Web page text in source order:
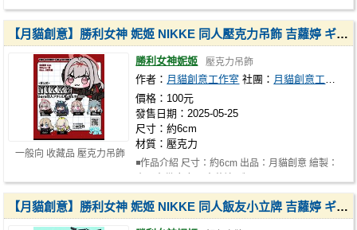
一般向 收藏品 壓克力吊飾
【月貓創意】勝利女神 妮姬 NIKKE 同人壓克力吊飾 吉蘿婷 ギロチン，伊萊格 エレグ，毒蛇 バイパー，普麗瓦蒂：不友善的女僕 プリバティ：アンカインド・メイド，
勝利女神妮姬 壓克力吊飾
作者： 月貓創意工作室 社團： 月貓創意工作室
價格：100元
發售日期：2025-05-25
尺寸：約6cm
材質：壓克力
◾作品介紹 尺寸：約6cm 出品：月貓創意 繪製：
【月貓創意】勝利女神 妮姬 NIKKE 同人飯友小立牌 吉蘿婷 ギロチン，伊萊格 エレグ，毒蛇 バイパー，普麗瓦蒂：不友善的女僕 プリバティ：アンカインド・メイド，